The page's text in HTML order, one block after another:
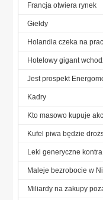
Francja otwiera rynek
Giełdy
Holandia czeka na
Hotelowy gigant
Jest prospekt
Kadry
Kto masowo kupuje
Kufel piwa będzie
Leki generyczne
Maleje bezrobocie w
Miliardy na zakupy